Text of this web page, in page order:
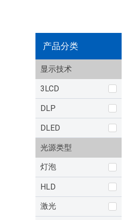
产品分类
显示技术
3LCD
DLP
DLED
光源类型
灯泡
HLD
激光